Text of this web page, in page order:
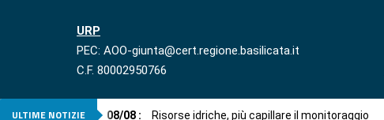
URP
PEC: AOO-giunta@cert.regione.basilicata.it
C.F. 80002950766
ULTIME NOTIZIE 08/08 : Risorse idriche, più capillare il monitoraggio